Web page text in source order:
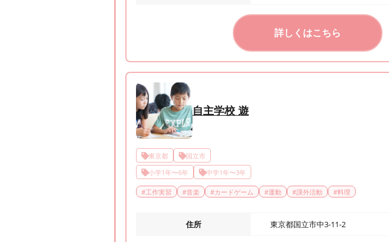
詳しくはこちら
自主学校 遊
東京都
国立市
小学1年〜6年
中学1年〜3年
#工作実習 #音楽 #カードゲーム #運動 #課外活動 #料理
住所 東京都国立市中3-11-2